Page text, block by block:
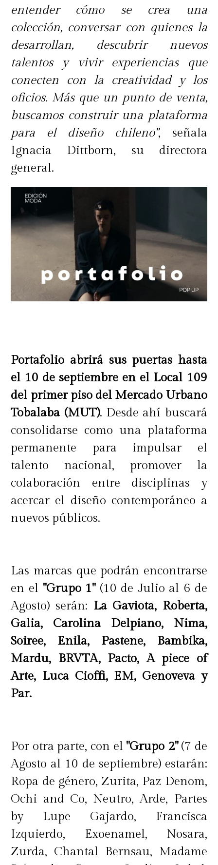
entender cómo se crea una
colección, conversar con quienes la
desarrollan, descubrir nuevos
talentos y vivir experiencias que
conecten con la creatividad y los
oficios. Más que un punto de venta,
buscamos construir una plataforma
para el diseño chileno", señala
Ignacia Dittborn, su directora
general.
Portafolio abrirá sus puertas hasta
el 10 de septiembre en el Local 109
del primer piso del Mercado Urbano
Tobalaba (MUT). Desde ahí buscará
consolidarse como una plataforma
permanente para impulsar el
talento nacional, promover la
colaboración entre disciplinas y
acercar el diseño contemporáneo a
nuevos públicos.
Las marcas que podrán encontrarse
en el "Grupo 1"(10 de Julio al 6 de
Agosto) serán: La Gaviota, Roberta,
Galia, Carolina Delpiano, Nima,
Soiree, Enila, Pastene, Bambika,
Mardu, BRVTA, Pacto, A piece of
Arte, Luca Cioffi, EM, Genoveva y
Par.
Por otra parte, con el "Grupo 2"(7 de
Agosto al 10 de septiembre) estarán:
Ropa de género, Zurita, Paz Denom,
Ochi and Co, Neutro, Arde, Partes
by Lupe Gajardo, Francisca
Izquierdo, Exoenamel, Nosara,
Zurda, Chantal Bernsau, Madame